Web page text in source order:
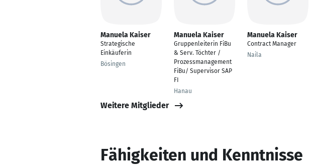
Manuela Kaiser
Strategische
Einkäuferin
Bösingen
Manuela Kaiser
Gruppenleiterin FiBu
& Serv. Töchter /
Prozessmanagement
FiBu/ Supervisor SAP
FI
Hanau
Manuela Kaiser
Contract Manager
Naila
Weitere Mitglieder
Fähigkeiten und Kenntnisse